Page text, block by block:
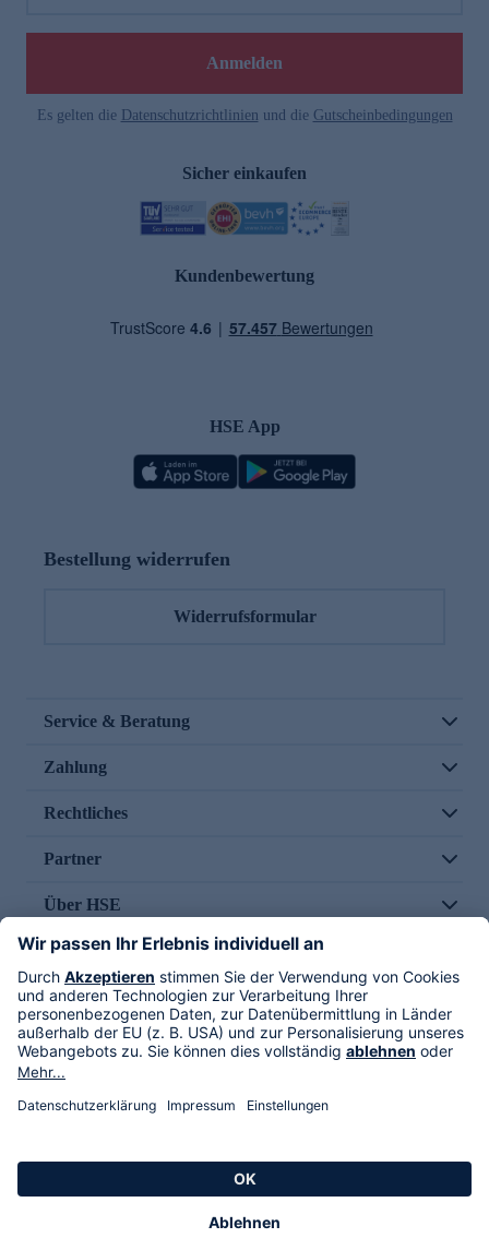
Anmelden
Es gelten die Datenschutzrichtlinien und die Gutscheinbedingungen
Sicher einkaufen
Kundenbewertung
HSE App
Bestellung widerrufen
Widerrufsformular
Service & Beratung
Zahlung
Rechtliches
Partner
Über HSE
Im TV
HSE International